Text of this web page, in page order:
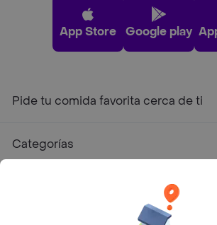
App Store Google play
Pide tu comida favorita cerca de ti
Categorías